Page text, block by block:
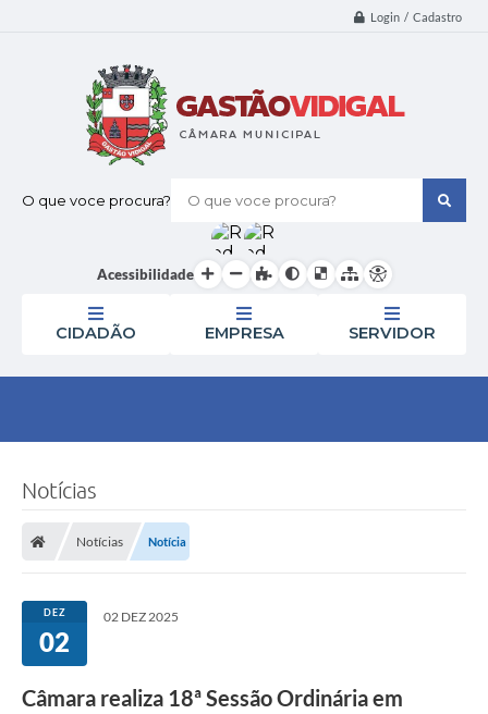
Login / Cadastro
O que voce procura?
Acessibilidade
CIDADÃO EMPRESA SERVIDOR
Notícias
Notícias Notícia
DEZ
02
02 DEZ 2025
Câmara realiza 18ª Sessão Ordinária em